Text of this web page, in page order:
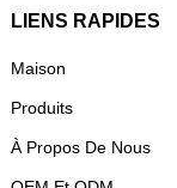
LIENS RAPIDES
Maison
Produits
À Propos De Nous